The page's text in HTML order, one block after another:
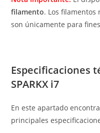
filamento. Los filamentos
son únicamente para
Especificaciones
SPARKX i7
En este apartado
principales